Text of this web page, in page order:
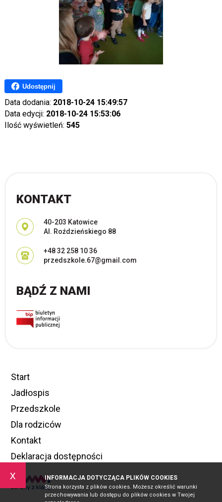
x INFORMACJA DOTYCZĄCA PLIKÓW COOKIES
Strona korzysta z plików cookies. Możesz określić warunki
przechowywania lub dostępu do plików cookies w Twojej
Udostępnij
Data dodania: 2018-10-24 15:49:57
Data edycji: 2018-10-24 15:53:06
Ilość wyświetleń: 545
KONTAKT
Adres pocztowy:
40-203 Katowice
Al. Roździeńskiego 88
+48 32 258 10 36
przedszkole.67@gmail.com
BĄDŹ Z NAMI
Start
Jadłospis
Przedszkole
Dla rodziców
Kontakt
Deklaracja dostępności